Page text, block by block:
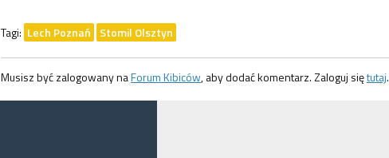
Tagi: Lech Poznań Stomil Olsztyn
Musisz być zalogowany naForum Kibiców, aby dodać komentarz. Zaloguj siętutaj.